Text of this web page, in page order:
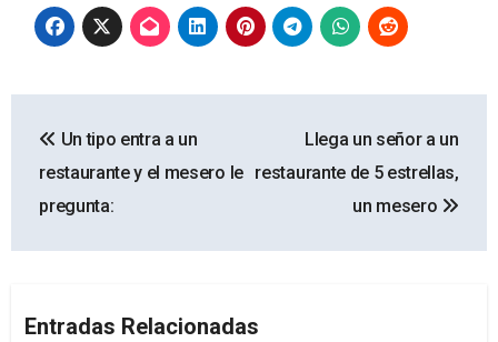
de
entradas
Un tipo entra a un
restaurante y el mesero le
pregunta:
Llega un señor a un
restaurante de 5 estrellas,
un mesero
Entradas Relacionadas